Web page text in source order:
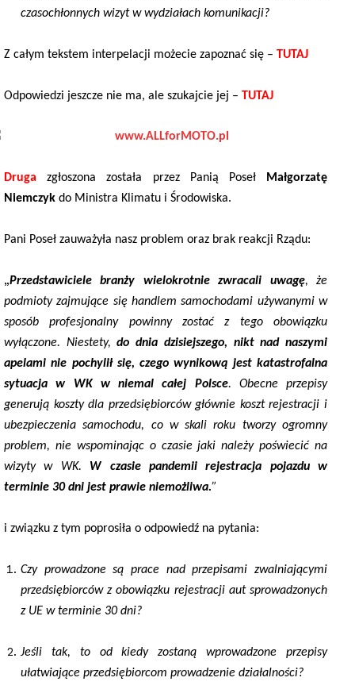
czasochłonnych wizyt w wydziałach komunikacji?
Z całym tekstem interpelacji możecie zapoznać się – TUTAJ
Odpowiedzi jeszcze nie ma, ale szukajcie jej – TUTAJ
Druga zgłoszona została przez Panią Poseł
Małgorzatę
Niemczyk do Ministra Klimatu i Środowiska.
Pani Poseł zauważyła nasz problem oraz brak reakcji Rządu:
„Przedstawiciele branży wielokrotnie zwracali uwagę, że
podmioty zajmujące się handlem samochodami używanymi w
sposób profesjonalny powinny zostać z tego obowiązku
wyłączone. Niestety,do dnia dzisiejszego, nikt nad naszymi
apelami nie pochylił się, czego wynikową jest katastrofalna
sytuacja w WK w niemal całej Polsce. Obecne przepisy
generują koszty dla przedsiębiorców głównie koszt rejestracji i
ubezpieczenia samochodu, co w skali roku tworzy ogromny
problem, nie wspominając o czasie jaki należy poświecić na
wizyty w WK. W czasie pandemii rejestracja pojazdu w
terminie 30 dni jest prawie niemożliwa.”
i związku z tym poprosiła o odpowiedź na pytania:
Czy prowadzone są prace nad przepisami zwalniającymi
przedsiębiorców z obowiązku rejestracji aut sprowadzonych
z UE w terminie 30 dni?
Jeśli tak, to od kiedy zostaną wprowadzone przepisy
ułatwiające przedsiębiorcom prowadzenie działalności?